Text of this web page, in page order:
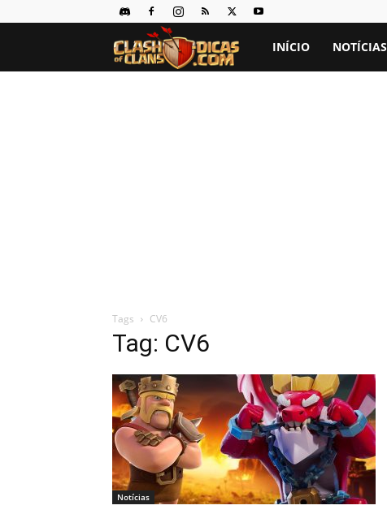
Clash
INÍCIO NOTÍCIAS
Tags CV6
Tag: CV6
Notícias